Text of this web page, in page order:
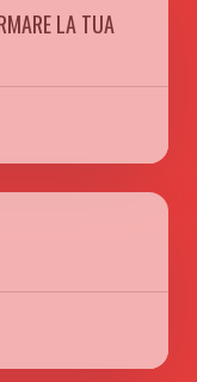
LA TUA